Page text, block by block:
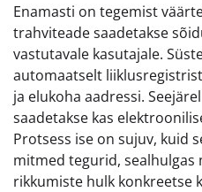
Enamasti on tegemist
trahviteade saadetakse
vastutavale kasutajale.
automaatselt
ja elukoha aadressi.
saadetakse kas
Protsess ise on sujuv, kuid
mitmed tegurid,
rikkumiste hulk konkreetse